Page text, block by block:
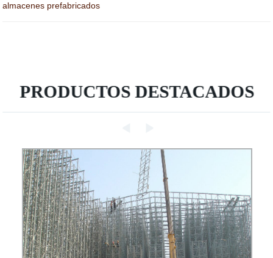
almacenes prefabricados
PRODUCTOS DESTACADOS